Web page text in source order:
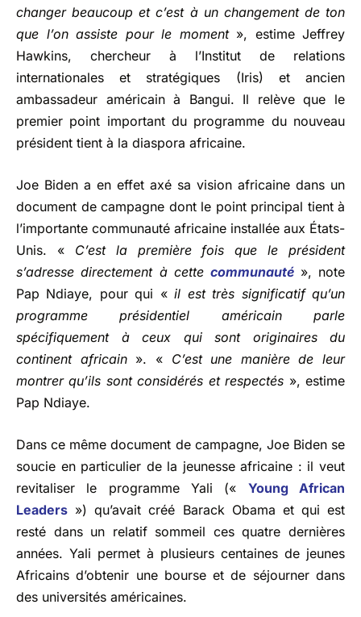
changer beaucoup et c’est à un changement de ton
que l’on assiste pour le moment», estime Jeffrey
Hawkins, chercheur à l’Institut de relations
internationales et stratégiques (Iris) et ancien
ambassadeur américain à Bangui. Il relève que le
premier point important du programme du nouveau
président tient à la diaspora africaine.
Joe Biden a en effet axé sa vision africaine dans un
document de campagne dont le point principal tient à
l’importante communauté africaine installée aux États-
Unis. « C’est la première fois que le président
s’adresse directement à cettecommunauté », note
Pap Ndiaye, pour qui «il est très significatif qu’un
programme présidentiel américain parle
spécifiquement à ceux qui sont originaires du
continent africain ». « C’est une manière de leur
montrer qu’ils sont considérés et respectés », estime
Pap Ndiaye.
Dans ce même document de campagne, Joe Biden se
soucie en particulier de la jeunesse africaine : il veut
revitaliser le programme Yali (« Young African
Leaders ») qu’avait créé Barack Obama et qui est
resté dans un relatif sommeil ces quatre dernières
années. Yali permet à plusieurs centaines de jeunes
Africains d’obtenir une bourse et de séjourner dans
des universités américaines.